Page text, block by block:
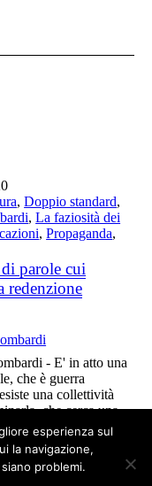
,Doppio standard,
,La faziosità dei
,Propaganda,
parole cui
redenzione
- E' in atto una
che è guerra
una collettività
che cerca una
deve trovare voce.
esperienza sul
la navigazione,
problemi.